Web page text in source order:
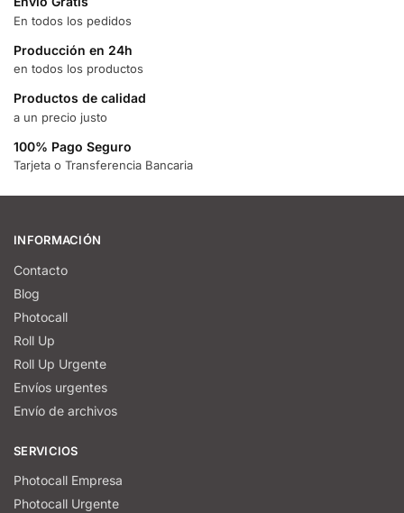
En todos los pedidos
Producción en 24h
en todos los productos
Productos de calidad
a un precio justo
100% Pago Seguro
Tarjeta o Transferencia Bancaria
INFORMACIÓN
Contacto
Blog
Photocall
Roll Up
Roll Up Urgente
Envíos urgentes
Envío de archivos
SERVICIOS
Photocall Empresa
Photocall Urgente